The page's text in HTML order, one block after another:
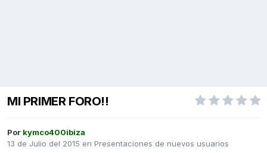
MI PRIMER FORO!!
Por kymco400ibiza
13 de Julio del 2015 en Presentaciones de nuevos usuarios